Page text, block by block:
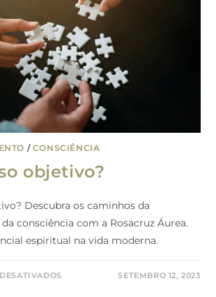
/ CONSCIÊNCIA
objetivo?
Descubra os caminhos da
consciência com a Rosacruz Áurea.
espiritual na vida moderna.
SETEMBRO 12, 2023